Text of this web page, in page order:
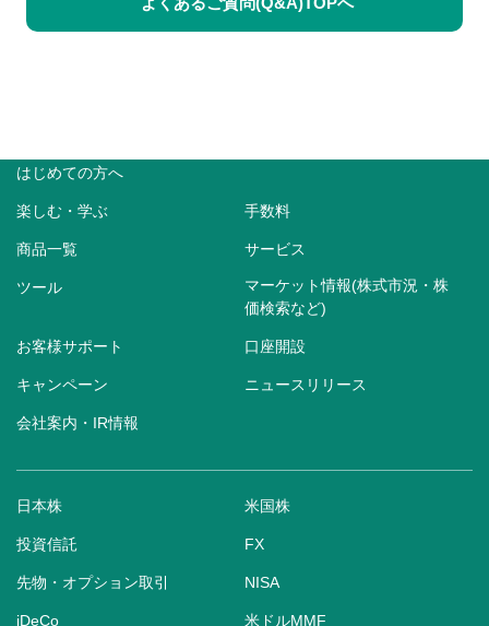
はじめての方へ
楽しむ・学ぶ 手数料
商品一覧 サービス
ツール
マーケット情報(株式市況・株
価検索など)
お客様サポート 口座開設
キャンペーン ニュースリリース
会社案内・IR情報
日本株 米国株
投資信託 FX
先物・オプション取引 NISA
iDeCo 米ドルMMF